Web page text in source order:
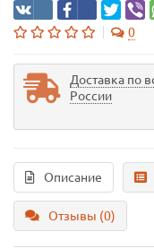
0
Доставка по
России
Описание
Отзывы (0)